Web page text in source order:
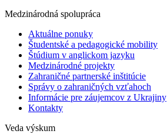
Medzinárodná spolupráca
Aktuálne ponuky
Študentské a pedagogické mobility
Štúdium v anglickom jazyku
Medzinárodné projekty
Zahraničné partnerské inštitúcie
Správy o zahraničných vzťahoch
Informácie pre záujemcov z Ukrajiny
Kontakty
Veda výskum